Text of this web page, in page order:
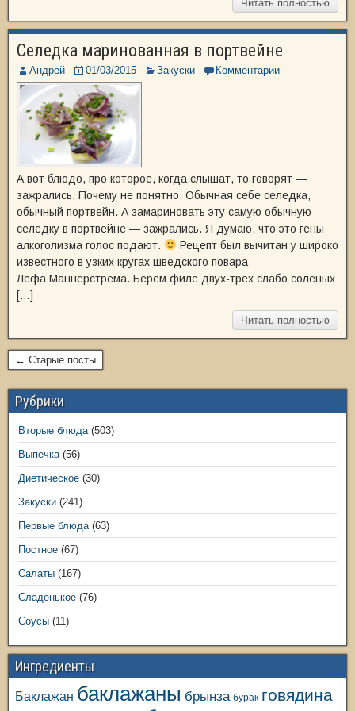
Читать полностью
Селедка маринованная в портвейне
Андрей 01/03/2015 Закуски Комментарии
А вот блюдо, про которое, когда слышат, то говорят —
зажрались. Почему не понятно. Обычная себе селедка,
обычный портвейн. А замариновать эту самую обычную
селедку в портвейне — зажрались. Я думаю, что это гены
алкоголизма голос подают.
Рецепт был вычитан у широко
известного в узких кругах шведского повара
Лефа Маннерстрёма. Берём филе двух-трех слабо солёных
[…]
Читать полностью
← Старые посты
Рубрики
Вторые блюда(503)
Выпечка(56)
Диетическое (30)
Закуски (241)
Первые блюда(63)
Постное (67)
Салаты (167)
Сладенькое (76)
Соусы (11)
Ингредиенты
Баклажан баклажаны брынза бурак говядина